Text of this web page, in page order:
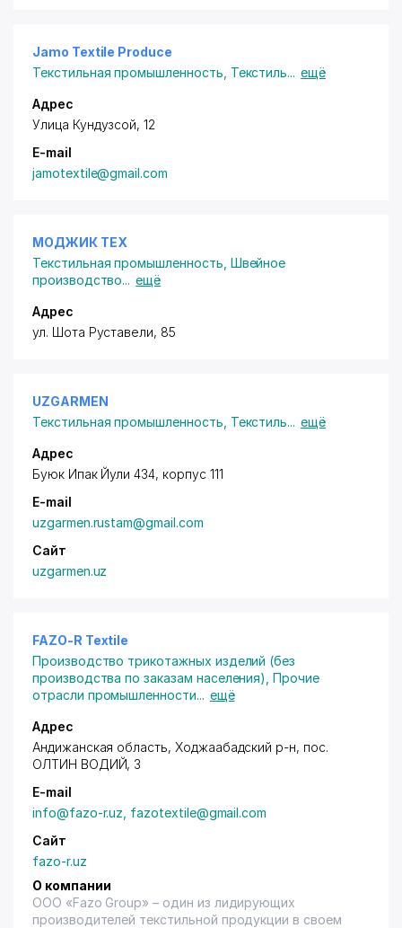
Jamo Textile Produce
Текстильная промышленность Текстиль... ещё
Адрес
Улица Кундузсой, 12
E-mail
jamotextile@gmail.com
МОДЖИК ТЕХ
Текстильная промышленность Швейное
производство... ещё
Адрес
ул. Шота Руставели, 85
UZGARMEN
Текстильная промышленность Текстиль... ещё
Адрес
Буюк Ипак Йули 434, корпус 111
E-mail
uzgarmen.rustam@gmail.com
Сайт
uzgarmen.uz
FAZO-R Textile
Производство трикотажных изделий (без
производства по заказам населения) ,Прочие
отрасли промышленности... ещё
Адрес
Андижанская область, Ходжаабадский р-н, пос.
ОЛТИН ВОДИЙ, 3
E-mail
info@fazo-r.uz, fazotextile@gmail.com
Сайт
fazo-r.uz
О компании
OOO «Fazo Group» – один из лидирующих
производителей текстильной продукции в своем